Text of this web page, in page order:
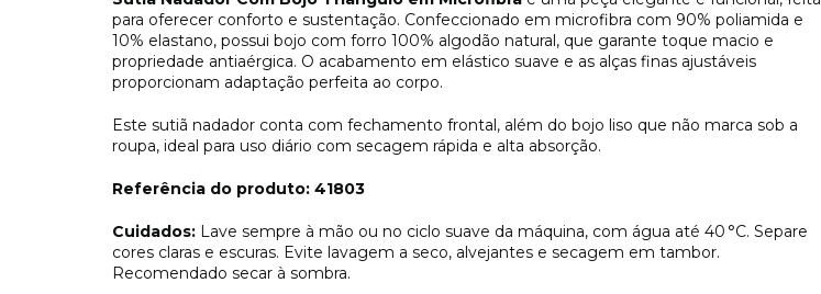
para oferecer conforto e sustentação. Confeccionado em microfibra com 90% poliamida e
10% elastano, possui bojo com forro 100% algodão natural, que garante toque macio e
propriedade antiaérgica. O acabamento em elástico suave e as alças finas ajustáveis
proporcionam adaptação perfeita ao corpo.
Este sutiã nadador conta com fechamento frontal, além do bojo liso que não marca sob a
roupa, ideal para uso diário com secagem rápida e alta absorção.
Referência do produto: 41803
Cuidados: Lave sempre à mão ou no ciclo suave da máquina, com água até 40 °C. Separe
cores claras e escuras. Evite lavagem a seco, alvejantes e secagem em tambor.
Recomendado secar à sombra.